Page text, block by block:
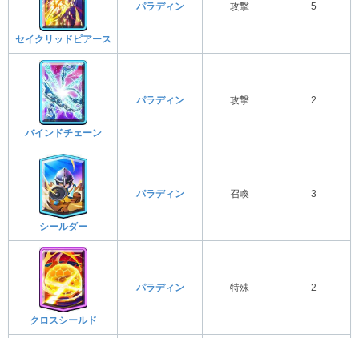
セイクリッドピアース
パラディン 攻撃 5
バインドチェーン
パラディン 攻撃 2
シールダー
パラディン 召喚 3
クロスシールド
パラディン 特殊 2